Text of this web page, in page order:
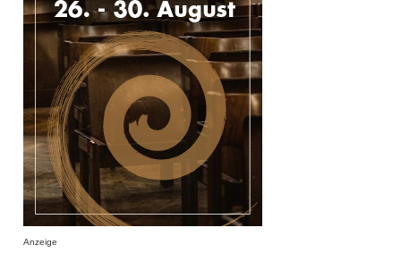
Anzeige